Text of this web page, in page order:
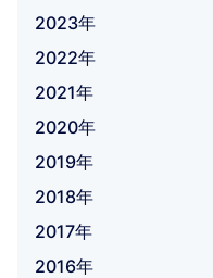
2023年
2022年
2021年
2020年
2019年
2018年
2017年
2016年